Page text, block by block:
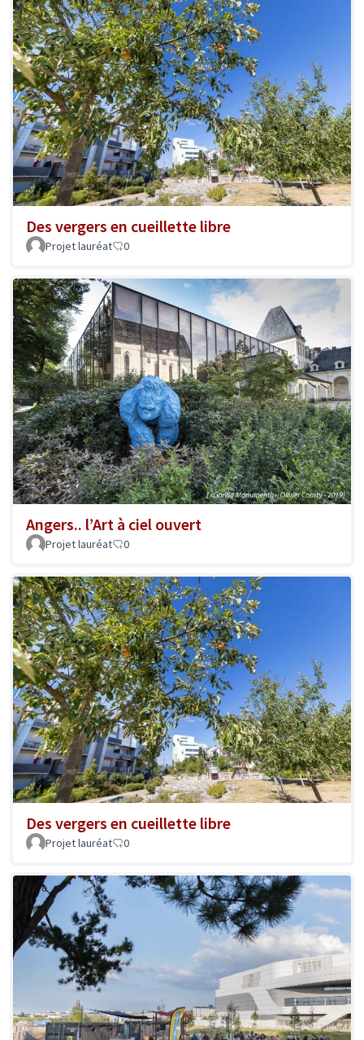
Des vergers en cueillette libre
Projet lauréat 0
Angers.. l’Art à ciel ouvert
Projet lauréat 0
Des vergers en cueillette libre
Projet lauréat 0